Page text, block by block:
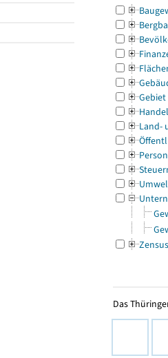
Gebiet
Land-
Zensus
Das